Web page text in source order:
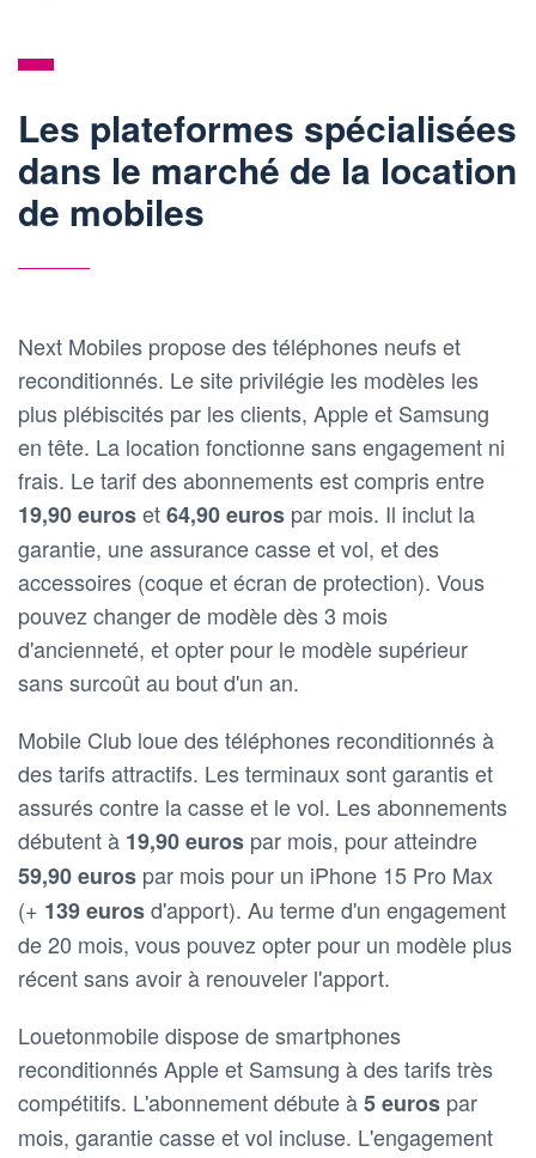
Les plateformes spécialisées
dans le marché de la location
de mobiles
Next Mobiles propose des téléphones neufs et
reconditionnés. Le site privilégie les modèles les
plus plébiscités par les clients, Apple et Samsung
en tête. La location fonctionne sans engagement ni
frais. Le tarif des abonnements est compris entre
19,90 euroset64,90 euros par mois. Il inclut la
garantie, une assurance casse et vol, et des
accessoires (coque et écran de protection). Vous
pouvez changer de modèle dès 3 mois
d'ancienneté, et opter pour le modèle supérieur
sans surcoût au bout d'un an.
Mobile Club loue des téléphones reconditionnés à
des tarifs attractifs. Les terminaux sont garantis et
assurés contre la casse et le vol. Les abonnements
débutent à 19,90 euros par mois, pour atteindre
59,90 euros par mois pour un iPhone 15 Pro Max
(+ 139 eurosd'apport). Au terme d'un engagement
de 20 mois, vous pouvez opter pour un modèle plus
récent sans avoir à renouveler l'apport.
Louetonmobile dispose de smartphones
reconditionnés Apple et Samsung à des tarifs très
compétitifs. L'abonnement débute à5 euros par
mois, garantie casse et vol incluse. L'engagement